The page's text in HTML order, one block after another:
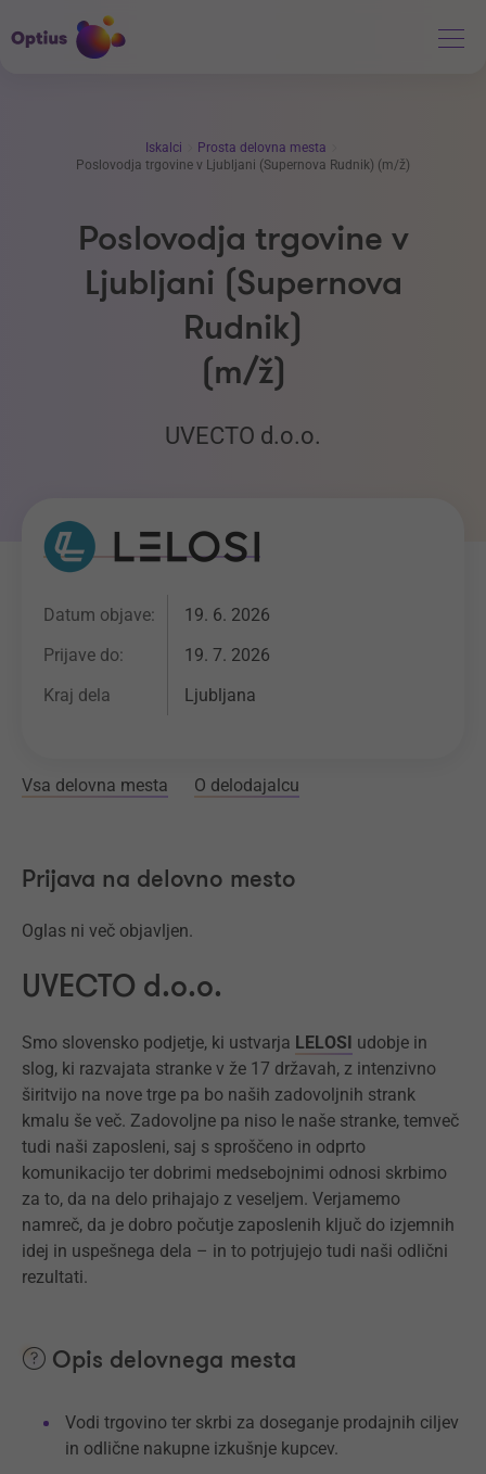
Iskalci
Prosta delovna mesta
Poslovodja trgovine v Ljubljani (Supernova Rudnik) (m/ž)
Poslovodja trgovine v
Ljubljani (Supernova
Rudnik)
(m/ž)
UVECTO d.o.o.
Datum objave:
19. 6. 2026
Prijave do:
19. 7. 2026
Kraj dela
Ljubljana
Vsa delovna mesta O delodajalcu
Prijava na delovno mesto
Oglas ni več objavljen.
UVECTO d.o.o.
Smo slovensko podjetje, ki ustvarja LELOSI udobje in
slog, ki razvajata stranke v že 17 državah, z intenzivno
širitvijo na nove trge pa bo naših zadovoljnih strank
kmalu še več. Zadovoljne pa niso le naše stranke, temveč
tudi naši zaposleni, saj s sproščeno in odprto
komunikacijo ter dobrimi medsebojnimi odnosi skrbimo
za to, da na delo prihajajo z veseljem. Verjamemo
namreč, da je dobro počutje zaposlenih ključ do izjemnih
idej in uspešnega dela – in to potrjujejo tudi naši odlični
rezultati.
Opis delovnega mesta
Vodi trgovino ter skrbi za doseganje prodajnih ciljev
in odlične nakupne izkušnje kupcev.